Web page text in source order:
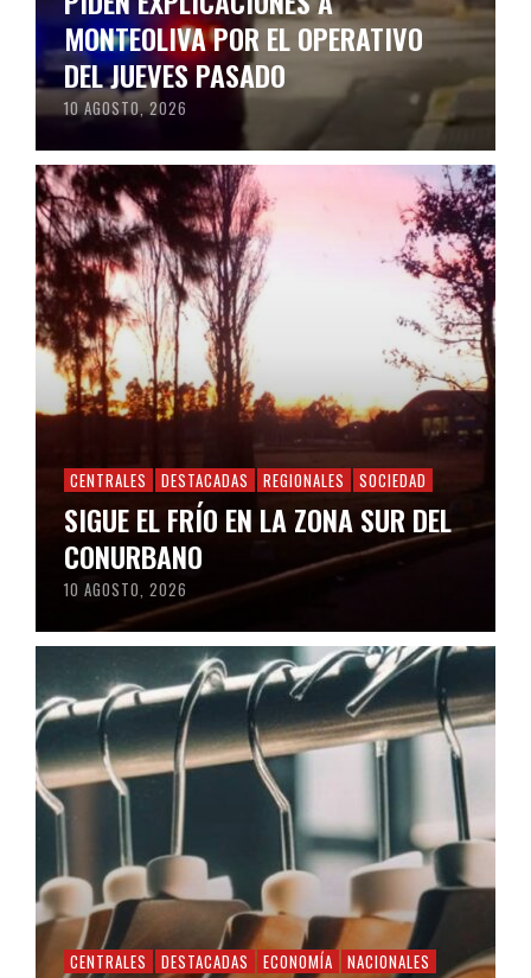
MONTEOLIVA POR EL OPERATIVO
DEL JUEVES PASADO
10 AGOSTO, 2026
CENTRALES DESTACADAS REGIONALES SOCIEDAD
SIGUE EL FRÍO EN LA ZONA SUR DEL
CONURBANO
10 AGOSTO, 2026
CENTRALES DESTACADAS ECONOMÍA NACIONALES